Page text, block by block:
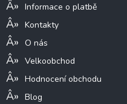
Informace o platbě
Kontakty
O nás
Velkoobchod
Hodnocení obchodu
Blog